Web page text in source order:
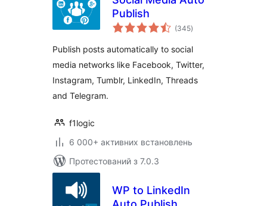
Publish
(345загальний
рейтинг
)
Publish posts automatically to social
media networks like Facebook, Twitter,
Instagram, Tumblr, LinkedIn, Threads
and Telegram.
f1logic
6 000+ активних встановлень
Протестований з 7.0.3
WP to LinkedIn